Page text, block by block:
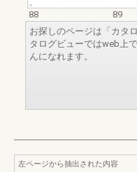
88
89
お探しのページは「カタ
タログビューではweb上
んになれます。
左ページから抽出された内容